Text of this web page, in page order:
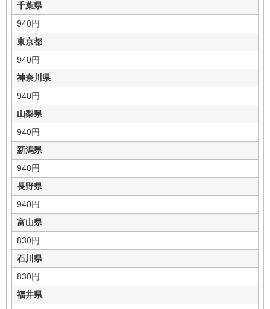
千葉県
940円
東京都
940円
神奈川県
940円
山梨県
940円
新潟県
940円
長野県
940円
富山県
830円
石川県
830円
福井県